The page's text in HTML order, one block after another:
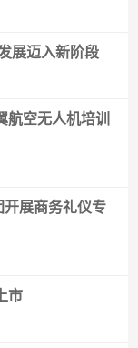
展迈入新阶段
空无人机培训
展商务礼仪专
市